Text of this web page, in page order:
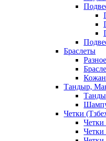
Браслеты
Разное
Тандыр,
Четки
Четки
Четки